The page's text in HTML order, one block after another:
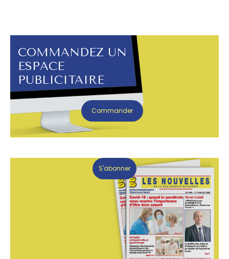
COMMANDEZ UN
ESPACE
PUBLICITAIRE
Commander
S'abonner